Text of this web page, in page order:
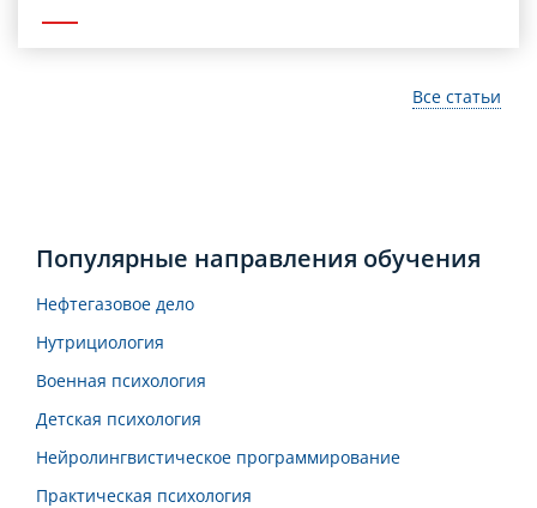
Все статьи
Популярные направления обучения
Нефтегазовое дело
Нутрициология
Военная психология
Детская психология
Нейролингвистическое программирование
Практическая психология